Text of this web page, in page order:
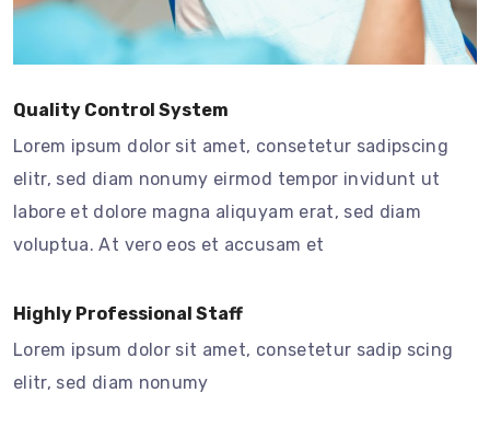
Quality Control System
Lorem ipsum dolor sit amet, consetetur sadipscing
elitr, sed diam nonumy eirmod tempor invidunt ut
labore et dolore magna aliquyam erat, sed diam
voluptua. At vero eos et accusam et
Highly Professional Staff
Lorem ipsum dolor sit amet, consetetur sadip scing
elitr, sed diam nonumy